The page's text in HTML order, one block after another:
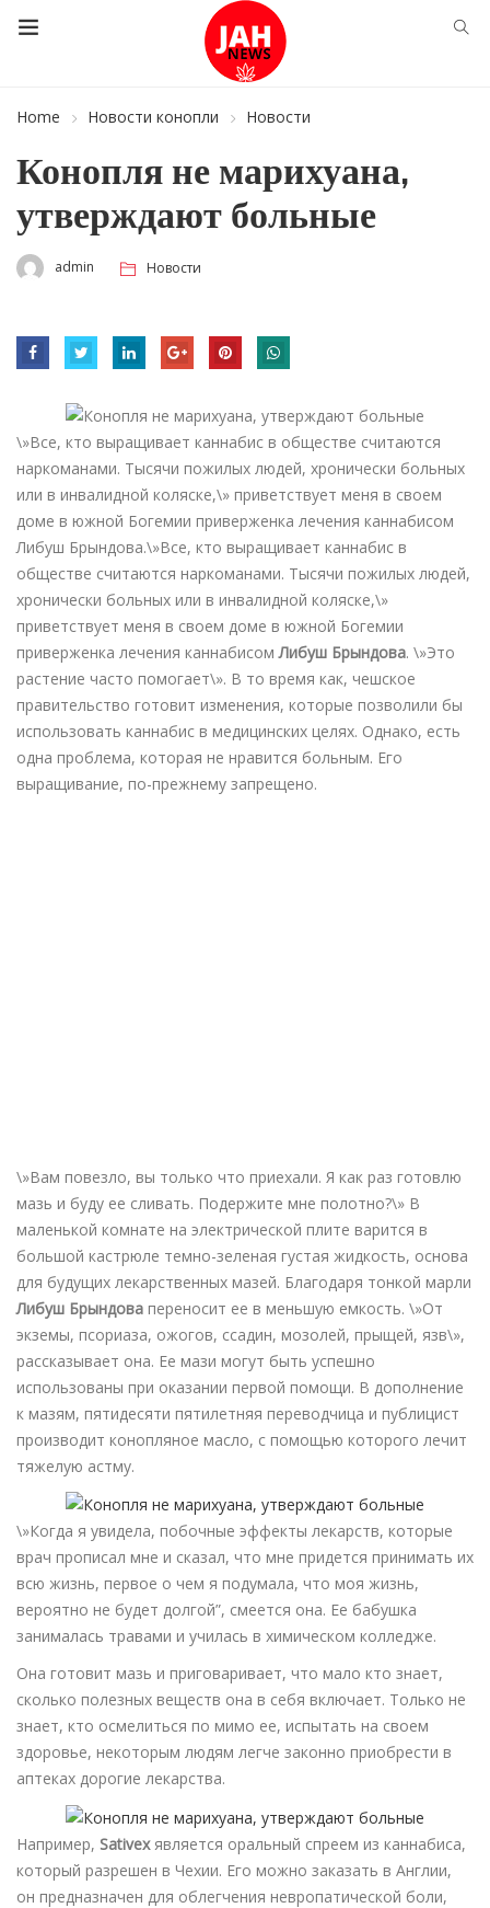
Home Новости конопли Новости
Конопля не марихуана,
утверждают больные
admin Новости
\»Все, кто выращивает каннабис в обществе считаются
наркоманами. Тысячи пожилых людей, хронически больных
или в инвалидной коляске,\» приветствует меня в своем
доме в южной Богемии приверженка лечения каннабисом
Либуш Брындова.\»Все, кто выращивает каннабис в
обществе считаются наркоманами. Тысячи пожилых людей,
хронически больных или в инвалидной коляске,\»
приветствует меня в своем доме в южной Богемии
приверженка лечения каннабисомЛибуш Брындова. \»Это
растение часто помогает\». В то время как, чешское
правительство готовит изменения, которые позволили бы
использовать каннабис в медицинских целях. Однако, есть
одна проблема, которая не нравится больным. Его
выращивание, по-прежнему запрещено.
\»Вам повезло, вы только что приехали. Я как раз готовлю
мазь и буду ее сливать. Подержите мне полотно?\» В
маленькой комнате на электрической плите варится в
большой кастрюле темно-зеленая густая жидкость, основа
для будущих лекарственных мазей. Благодаря тонкой марли
Либуш Брындова переносит ее в меньшую емкость. \»От
экземы, псориаза, ожогов, ссадин, мозолей, прыщей, язв\»,
рассказывает она. Ее мази могут быть успешно
использованы при оказании первой помощи. В дополнение
к мазям, пятидесяти пятилетняя переводчица и публицист
производит конопляное масло, с помощью которого лечит
тяжелую астму.
\»Когда я увидела, побочные эффекты лекарств, которые
врач прописал мне и сказал, что мне придется принимать их
всю жизнь, первое о чем я подумала, что моя жизнь,
вероятно не будет долгой”, смеется она. Ее бабушка
занималась травами и училась в химическом колледже.
Она готовит мазь и приговаривает, что мало кто знает,
сколько полезных веществ она в себя включает. Только не
знает, кто осмелиться по мимо ее, испытать на своем
здоровье, некоторым людям легче законно приобрести в
аптеках дорогие лекарства.
Например, Sativexявляется оральный спреем из каннабиса,
который разрешен в Чехии. Его можно заказать в Англии,
он предназначен для облегчения невропатической боли,